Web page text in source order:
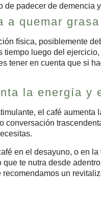
de padecer de demencia
a quemar grasa
física, posiblemente
tiempo luego del
tener en cuenta que si
la energía y
el café
conversación
en el desayuno, o en
te nutra desde
recomendamos un